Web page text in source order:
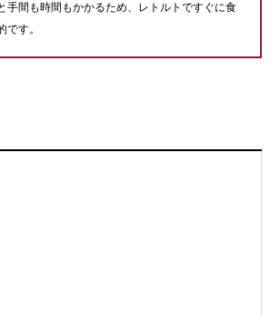
手間も時間もかかるため、レトルトですぐに食
です。